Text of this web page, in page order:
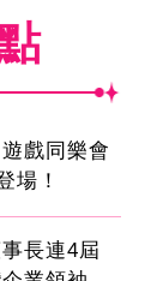
戲同樂會
場！
長連4屆